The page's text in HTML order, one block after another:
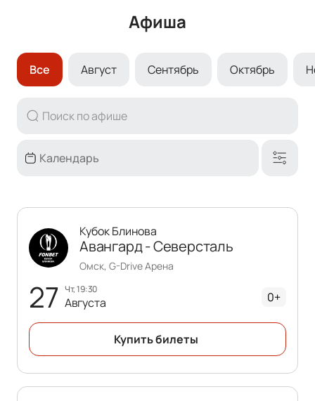
Афиша
Все Август Сентябрь Октябрь
27 чт, 19:30
Августа
Кубок Блинова
Авангард - Северсталь
Омск, G-Drive Арена
0+
Купить билеты